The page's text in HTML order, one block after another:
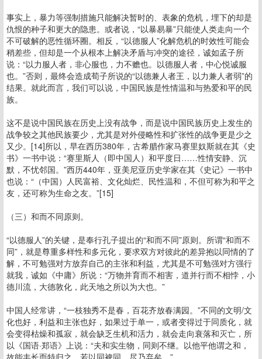
事实上，暴力等强制措施只能解决暂时的、表象的危机，埋下的却是
仇恨的种子和更大的隐患。或者说，“以暴易暴”只能使人类走向一个
不可破解的恶性循环圈。相反，“以德服人”化解危机的时效性可能会
稍差些，但却是一个从根本上解决矛盾与冲突的途径，诚如孟子所
说：“以力服人者，非心服也，力不赡也。以德服人者，中心悦诚服
也。”否则，最终会造成荀子所说的“以德兼人者王，以力兼人者弱”的
结果。就此而言，我们可以说，中国民族是性情温和与热爱和平的民
族。
这不是说中国民族在历史上没有战争，而是说中国民族历史上发生的
战争较之其他民族要少，尤其是对外侵略性和扩张性的战争更是少之
又少。[14]所以，早在西历380年，古希腊作家马赛里奴斯就在其《史
书》一书中说：“赛里斯人（即中国人）和平度日……性情安静、沉
默，不忧邻国。”西历440年，亚美尼亚历史学家在其《史记》一书中
也说：“（中国）人民富裕、文化灿烂、民性温和，不但可称为和平之
友，还可称为生命之友。”[15]
（三）和而不同原则。
“以德服人”的关键，是奉行孔子提出的“和而不同”原则。所谓“和而不
同”，就是尊重多样性和多元化，要求双方对彼此的差异抱以同情的了
解，不可勉强对方放弃自己的主张和利益，尤其是不可勉强对方强行
就我，诚如《中庸》所说：“万物并育而不相害，道并行而不相悖，小
德川流，大德敦化，此天地之所以为大也。”
中国人经常讲，“一枝独秀不是春，百花齐放春满园。”不同的文明/文
化也好，利益和主张也好，如果过于单一，或者变得过于同质化，就
会变得枯燥和孤寂，就会缺乏生机和活力，就会走向衰落和灭亡，所
以《国语·郑语》上说：“夫和实生物，同则不继。以他平他谓之和，
故能丰长而特归之。若以同裨同，尽乃弃矣。”